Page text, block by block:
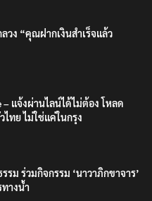
วง “คุณฝากเงินสำเร็จแล้ว
– แจ้งผ่านไลน์ได้ไม่ต้อง โหลด
ทย ไม่ใช่แค่ในกรุง
ม ร่วมกิจกรรม ‘นาวาภิกขาจาร’
างน้ำ